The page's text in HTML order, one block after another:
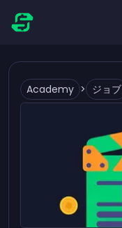
Academy > ジョブ